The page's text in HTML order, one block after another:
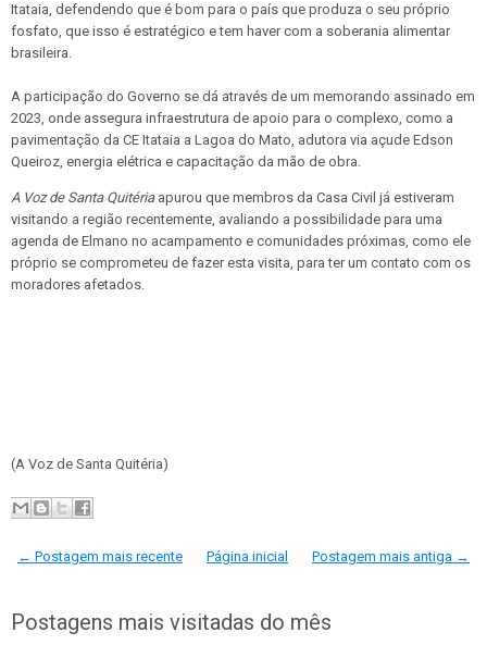
Itataia, defendendo que é bom para o país que produza o seu próprio
fosfato, que isso é estratégico e tem haver com a soberania alimentar
brasileira.
A participação do Governo se dá através de um memorando assinado em
2023, onde assegura infraestrutura de apoio para o complexo, como a
pavimentação da CE Itataia a Lagoa do Mato, adutora via açude Edson
Queiroz, energia elétrica e capacitação da mão de obra.
A Voz de Santa Quitériaapurou que membros da Casa Civil já estiveram
visitando a região recentemente, avaliando a possibilidade para uma
agenda de Elmano no acampamento e comunidades próximas, como ele
próprio se comprometeu de fazer esta visita, para ter um contato com os
moradores afetados.
(A Voz de Santa Quitéria)
← Postagem mais recente Postagem mais antiga →
Página inicial
Postagens mais visitadas do mês